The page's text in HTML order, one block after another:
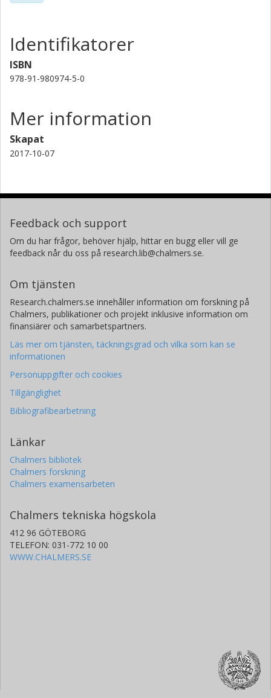
Identifikatorer
ISBN
978-91-980974-5-0
Mer information
Skapat
2017-10-07
Feedback och support
Om du har frågor, behöver hjälp, hittar en bugg eller vill ge
feedback når du oss på research.lib@chalmers.se.
Om tjänsten
Research.chalmers.se innehåller information om forskning på
Chalmers, publikationer och projekt inklusive information om
finansiärer och samarbetspartners.
Läs mer om tjänsten, täckningsgrad och vilka som kan se
informationen
Personuppgifter och cookies
Tillgänglighet
Bibliografibearbetning
Länkar
Chalmers bibliotek
Chalmers forskning
Chalmers examensarbeten
Chalmers tekniska högskola
412 96 GÖTEBORG
TELEFON: 031-772 10 00
WWW.CHALMERS.SE